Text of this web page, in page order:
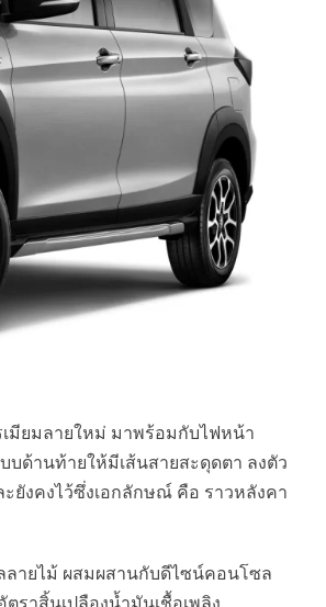
เมียมลายใหม่ มาพร้อมกับไฟหน้า
บด้านท้ายให้มีเส้นสายสะดุดตา ลงตัว
ยังคงไว้ซึ่งเอกลักษณ์ คือ ราวหลังคา
ลายไม้ ผสมผสานกับดีไซน์คอนโซล
ราสิ้นเปลืองน้ำมันเชื้อเพลิง